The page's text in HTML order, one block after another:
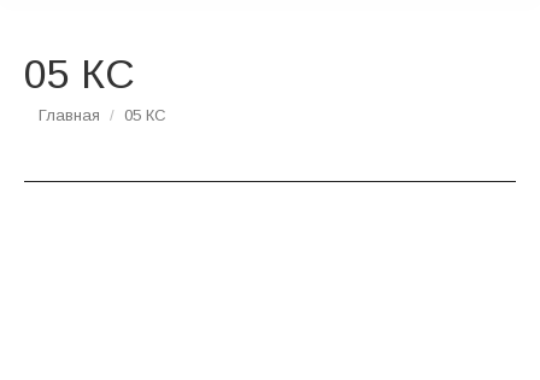
05 КС
Вы здесь:
Главная 05 КС